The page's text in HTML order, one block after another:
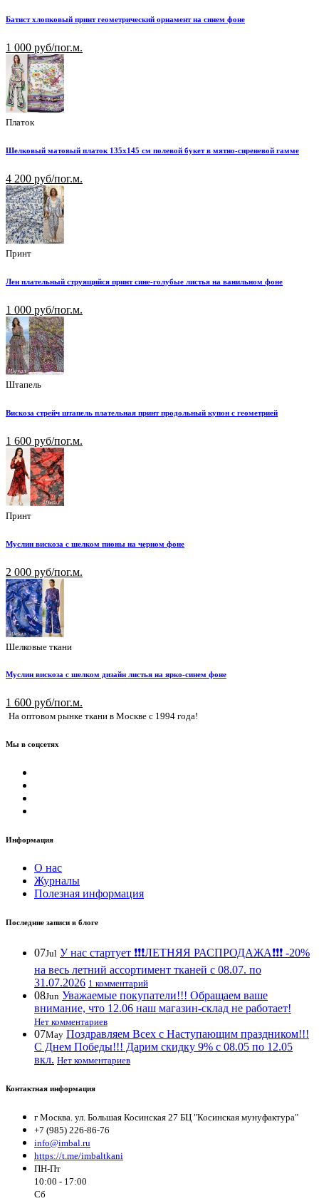
Батист хлопковый принт геометрический орнамент на синем фоне
1 000 руб/пог.м.
Платок
Шелковый матовый платок 135х145 см полевой букет в мятно-сиреневой гамме
4 200 руб/пог.м.
Принт
Лен плательный струящийся принт сине-голубые листья на ванильном фоне
1 000 руб/пог.м.
Штапель
Вискоза стрейч штапель плательная принт продольный купон с геометрией
1 600 руб/пог.м.
Принт
Муслин вискоза с шелком пионы на черном фоне
2 000 руб/пог.м.
Шелковые ткани
Муслин вискоза с шелком дизайн листья на ярко-синем фоне
1 600 руб/пог.м.
На оптовом рынке ткани в Москве с 1994 года!
Мы в соцсетях
Информация
О нас
Журналы
Полезная информация
Последние записи в блоге
07Jul У нас стартует ❗️❗️❗️ЛЕТНЯЯ РАСПРОДАЖА❗️❗️❗️ -20%
на весь летний ассортимент тканей с 08.07. по
31.07.2026 1 комментарий
08Jun Уважаемые покупатели!!! Обращаем ваше
внимание, что 12.06 наш магазин-склад не работает!
Нет комментариев
07May Поздравляем Всех с Наступающим праздником!!!
С Днем Победы!!! Дарим скидку 9% с 08.05 по 12.05
вкл. Нет комментариев
Контактная информация
г Москва. ул. Большая Косинская 27 БЦ "Косинская мунуфактура"
+7 (985) 226-86-76
info@imbal.ru
https://t.me/imbaltkani
ПН-Пт
10:00 - 17:00
Сб